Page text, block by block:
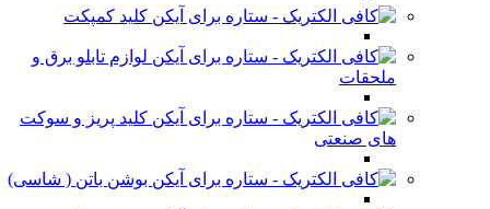
کلید کمپکت
لوازم تابلو برق و
ملحقات
کلید پریز و سوکت
های صنعتی
بوشن باتن ( شاسی)